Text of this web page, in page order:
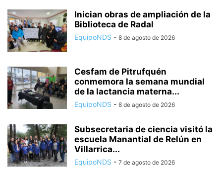
Inician obras de ampliación de la
Biblioteca de Radal
EquipoNDS - 8 de agosto de 2026
Cesfam de Pitrufquén
conmemora la semana mundial
de la lactancia materna...
EquipoNDS - 8 de agosto de 2026
Subsecretaria de ciencia visitó la
escuela Manantial de Relún en
Villarrica...
EquipoNDS - 7 de agosto de 2026